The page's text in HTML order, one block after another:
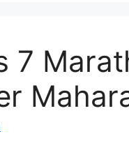
7